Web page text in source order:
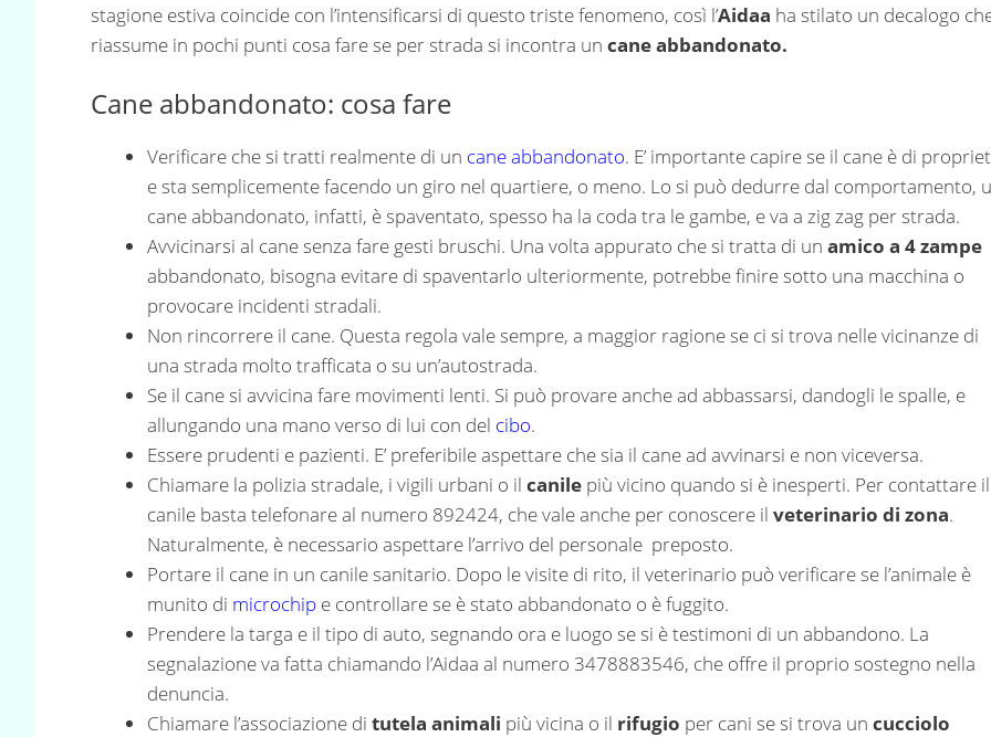
stagione estiva coincide con l’intensificarsi di questo triste fenomeno, così l’Aidaa ha stilato un decalogo
riassume in pochi punti cosa fare se per strada si incontra un cane abbandonato.
Cane abbandonato: cosa fare
Verificare che si tratti realmente di un cane abbandonato. E’ importante capire se il cane è di
e sta semplicemente facendo un giro nel quartiere, o meno. Lo si può dedurre dal comportamento,
cane abbandonato, infatti, è spaventato, spesso ha la coda tra le gambe, e va a zig zag per strada.
Avvicinarsi al cane senza fare gesti bruschi. Una volta appurato che si tratta di un amico a 4 zampe
abbandonato, bisogna evitare di spaventarlo ulteriormente, potrebbe finire sotto una macchina o
provocare incidenti stradali.
Non rincorrere il cane. Questa regola vale sempre, a maggior ragione se ci si trova nelle vicinanze di
una strada molto trafficata o su un’autostrada.
Se il cane si avvicina fare movimenti lenti. Si può provare anche ad abbassarsi, dandogli le spalle, e
allungando una mano verso di lui con del cibo.
Essere prudenti e pazienti. E’ preferibile aspettare che sia il cane ad avvinarsi e non viceversa.
Chiamare la polizia stradale, i vigili urbani o il canile più vicino quando si è inesperti. Per contattare il
canile basta telefonare al numero 892424, che vale anche per conoscere il veterinario di zona.
Naturalmente, è necessario aspettare l’arrivo del personale preposto.
Portare il cane in un canile sanitario. Dopo le visite di rito, il veterinario può verificare se l’animale è
munito di microchip e controllare se è stato abbandonato o è fuggito.
Prendere la targa e il tipo di auto, segnando ora e luogo se si è testimoni di un abbandono. La
segnalazione va fatta chiamando l’Aidaa al numero 3478883546, che offre il proprio sostegno nella
denuncia.
Chiamare l’associazione di tutela animali più vicina o il rifugio per cani se si trova un cucciolo